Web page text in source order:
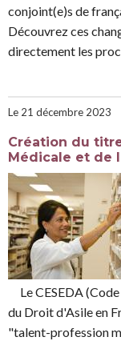
conjoint(e)s de
Découvrez ces
directement les
Le 21 décembre 2023
Création du
Médicale et de
Le CESEDA (Code de l'Entrée et du Séjour des Étrangers et
du Droit d'Asile en
"talent-profession